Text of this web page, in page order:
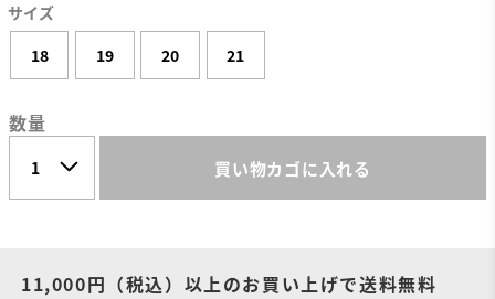
サイズ
18
19 20 21
数量
買い物カゴに入れる
11,000円（税込）以上のお買い上げで送料無料